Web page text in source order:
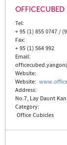
OFFICECUBED
Tel:
+ 95 (1) 855 0747 /
Fax:
+ 95 (1) 564 992
Email:
Website:
Website:
Address:
No.7, Lay Daunt
Category:
Office Cubicles